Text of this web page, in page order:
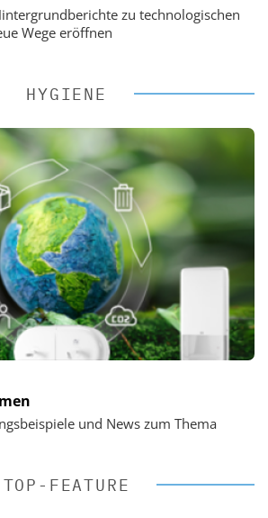
zu technologischen
Wege eröffnen
HYGIENE
und News zum Thema
TOP-FEATURE